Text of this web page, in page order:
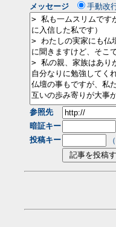
メッセージ
手動改
参照先
暗証キー
投稿キー